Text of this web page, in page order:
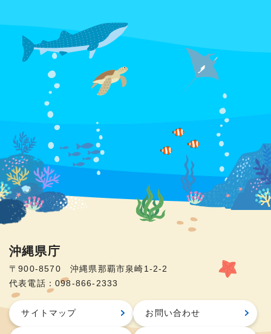
沖縄県庁
〒900-8570 沖縄県那覇市泉崎1-2-2
代表電話：098-866-2333
サイトマップ お問い合わせ